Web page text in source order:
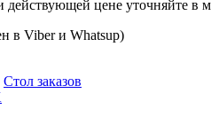
цене уточняйте в
в Viber и Whatsup)
Стол заказов